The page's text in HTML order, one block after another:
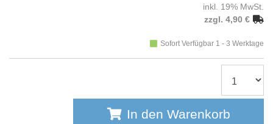
inkl. 19% MwSt.
zzgl. 4,90 €
Sofort Verfügbar 1 - 3 Werktage
In den Warenkorb